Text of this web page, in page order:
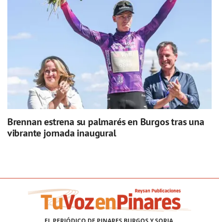
Brennan estrena su palmarés en Burgos tras una
vibrante jornada inaugural